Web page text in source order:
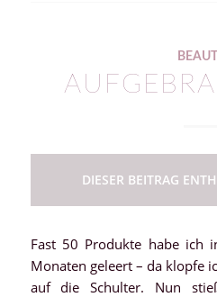
DIESER BEITRAG
Fast 50 Produkte habe ich
Monaten geleert – da klopfe
auf die Schulter. Nun